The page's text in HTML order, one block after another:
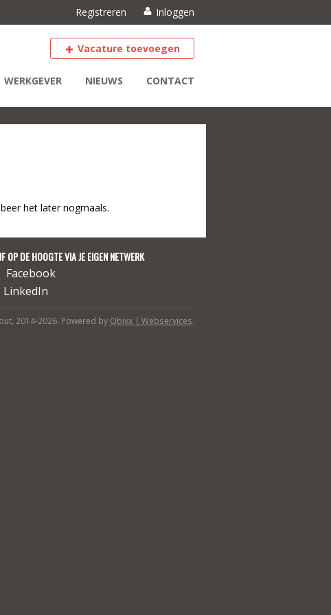
Registreren Inloggen
Vacature toevoegen
WERKGEVER NIEUWS CONTACT
het later nogmaals.
OP DE HOOGTE VIA JE EIGEN NETWERK
Facebook
LinkedIn
2014-2026. Powered by Qbixx | Webservices.